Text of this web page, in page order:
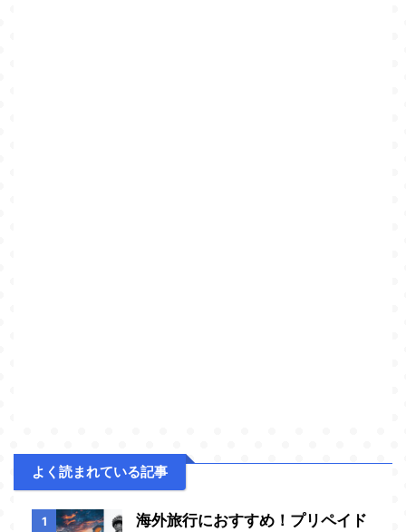
よく読まれている記事
1
海外旅行におすすめ！プリペイド